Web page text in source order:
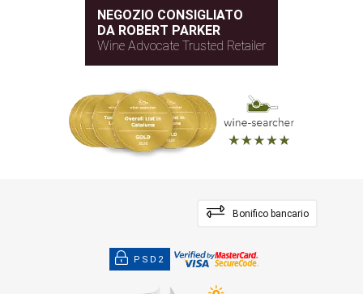
NEGOZIO CONSIGLIATO
DA ROBERT PARKER
Wine Advocate Trusted Retailer
Bonifico bancario
PSD2